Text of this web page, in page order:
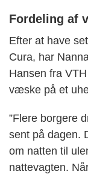
Fordeling af
Efter at have
Cura, har
Hansen fra
væske på et
”Flere borgere
sent på dagen.
om natten til
nattevagten.